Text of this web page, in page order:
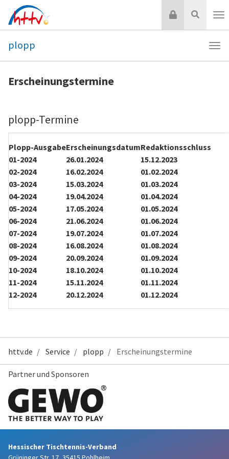
Inhalt
springen
Suche
Login
plopp
Erscheinungstermine
plopp-Termine
Plopp-AusgabeErscheinungsdatumRedaktionsschluss
01-2024
26.01.2024
15.12.2023
02-2024
16.02.2024
01.02.2024
03-2024
15.03.2024
01.03.2024
04-2024
19.04.2024
01.04.2024
05-2024
17.05.2024
01.05.2024
06-2024
21.06.2024
01.06.2024
07-2024
19.07.2024
01.07.2024
08-2024
16.08.2024
01.08.2024
09-2024
20.09.2024
01.09.2024
10-2024
18.10.2024
01.10.2024
11-2024
15.11.2024
01.11.2024
12-2024
20.12.2024 01.12.2024
httv.de Service plopp Erscheinungstermine
Partner und Sponsoren
Hessischer Tischtennis-Verband